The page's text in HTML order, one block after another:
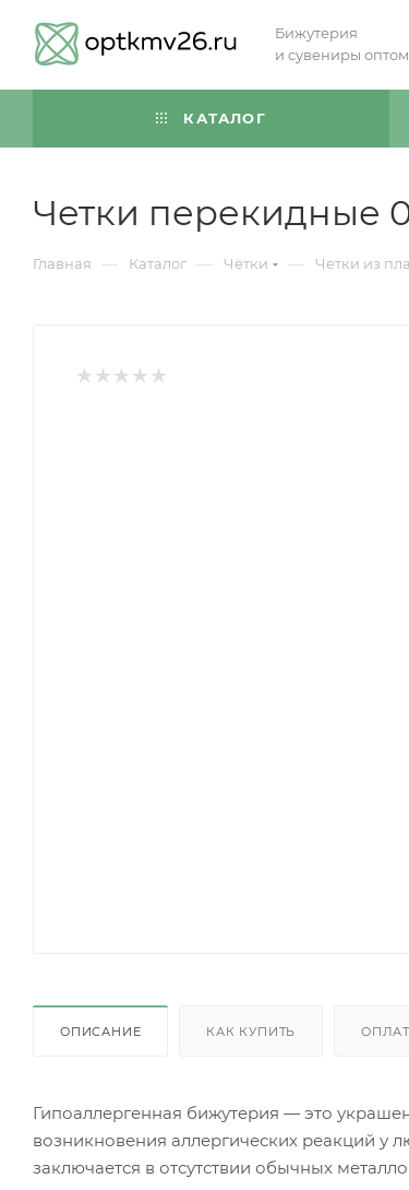
Бижутерия
и сувениры оптом
КАТАЛОГ
Четки перекидные
Главная — Каталог — Чётки — Четки из
ОПИСАНИЕ КАК КУПИТЬ
Гипоаллергенная бижутерия — это
возникновения аллергических реакций у
заключается в отсутствии обычных